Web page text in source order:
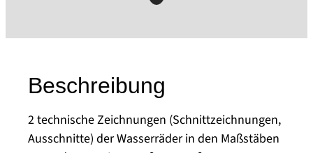
Beschreibung
2 technische Zeichnungen (Schnittzeichnungen,
Ausschnitte) der Wasserräder in den Maßstäben